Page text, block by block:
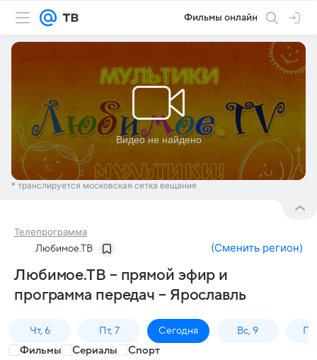
Фильмы онлайн
* транслируется московская сетка вещания
Телепрограмма
Любимое.ТВ (Сменить регион)
Любимое.ТВ – прямой эфир и
программа передач – Ярославль
Чт, 6 Пт, 7 Сегодня Вс, 9
Фильмы Сериалы Спорт